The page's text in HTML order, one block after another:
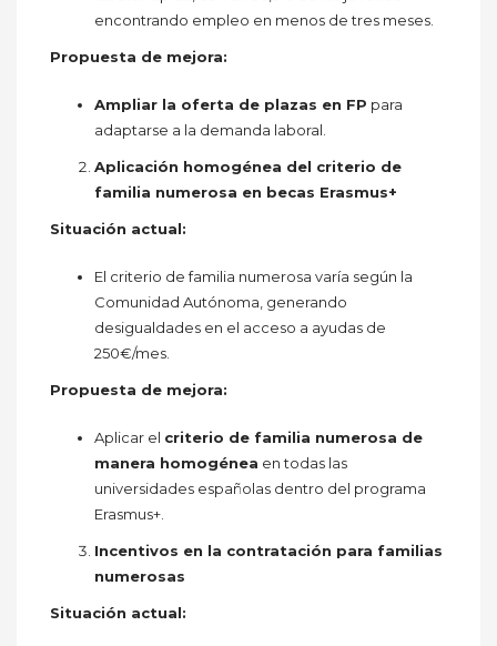
encontrando empleo en menos de tres meses.
Propuesta de mejora:
Ampliar la oferta de plazas en FP para
adaptarse a la demanda laboral.
Aplicación homogénea del criterio de
familia numerosa en becas Erasmus+
Situación actual:
El criterio de familia numerosa varía según la
Comunidad Autónoma, generando
desigualdades en el acceso a ayudas de
250€/mes.
Propuesta de mejora:
Aplicar el criterio de familia numerosa de
manera homogénea en todas las
universidades españolas dentro del programa
Erasmus+.
Incentivos en la contratación para familias
numerosas
Situación actual: